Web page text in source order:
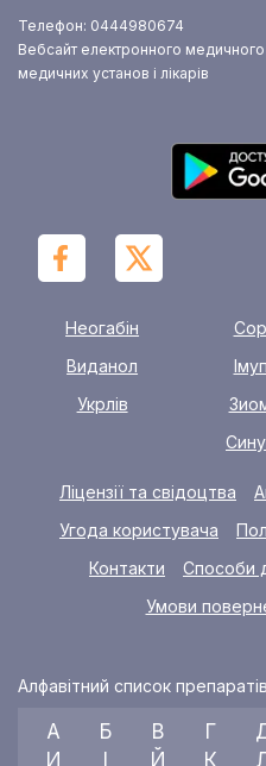
Телефон: 0444980674
Вебсайт електронного
медичних установ і лікарів
Неогабін
Виданол
Укрлів
Ліцензії та свідоцтва
Угода користувача
Контакти
Способи
Умови
Алфавітний список препаратів
А Б В Г
И
Й К Л